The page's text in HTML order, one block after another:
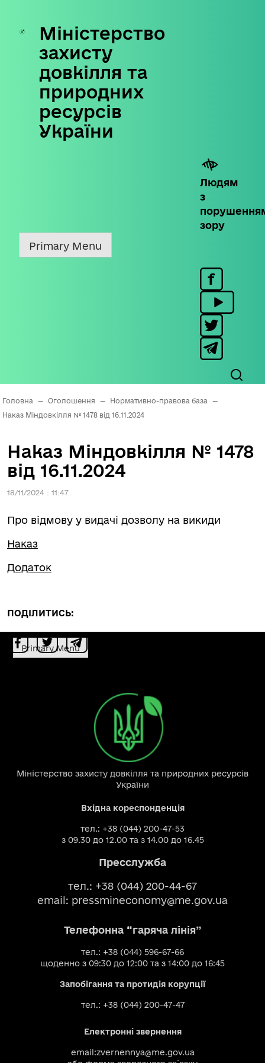
Skip
content
Міністерство
захисту
довкілля та
природних
ресурсів
України
Людям
з
зору
Primary Menu
Головна — Оголошення — Нормативно-правова база
—
Наказ Міндовкілля № 1478 від 16.11.2024
Наказ Міндовкілля № 1478
від 16.11.2024
18/11/2024 : 11:47
Про відмову у видачі дозволу на викиди
Наказ
Додаток
ПОДІЛИТИСЬ:
Primary Menu
Міністерство захисту довкілля та природних ресурсів
України
Вхідна кореспонденція
тел.: +38 (044) 200-47-53
з 09.30 до 12.00 та з 14.00 до 16.45
Пресслужба
тел.: +38 (044) 200-44-67
email: pressmineconomy@me.gov.ua
Телефонна “гаряча лінія”
тел.: +38 (044) 596-67-66
щоденно з 09:30 до 12:00 та з 14:00 до 16:45
Запобігання та протидія корупції
тел.: +38 (044) 200-47-47
Електронні звернення
email:zvernennya@me.gov.ua